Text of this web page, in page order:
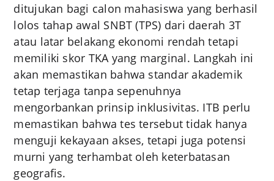
ditujukan bagi calon mahasiswa yang berhasil
lolos tahap awal SNBT (TPS) dari daerah 3T
atau latar belakang ekonomi rendah tetapi
memiliki skor TKA yang marginal. Langkah ini
akan memastikan bahwa standar akademik
tetap terjaga tanpa sepenuhnya
mengorbankan prinsip inklusivitas. ITB perlu
memastikan bahwa tes tersebut tidak hanya
menguji kekayaan akses, tetapi juga potensi
murni yang terhambat oleh keterbatasan
geografis.